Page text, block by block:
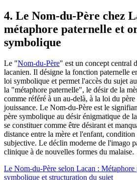
4. Le Nom-du-Père chez
métaphore paternelle et
symbolique
Le "Nom-du-Père" est un concept central
lacanien. Il désigne la fonction paternelle
loi symbolique et permet l'accès du sujet
la "métaphore paternelle", le désir de la
comme référé à un au-delà, à la loi du
jouissance. Le Nom-du-Père est le
père symbolique au désir énigmatique de
se constituer comme être désirant et
distance entre la mère et l'enfant,
subjective. Le déclin moderne de l'imago
clinique à de nouvelles formes du malaise.
Le Nom-du-Père selon Lacan : Métaphore
symbolique et structuration du sujet